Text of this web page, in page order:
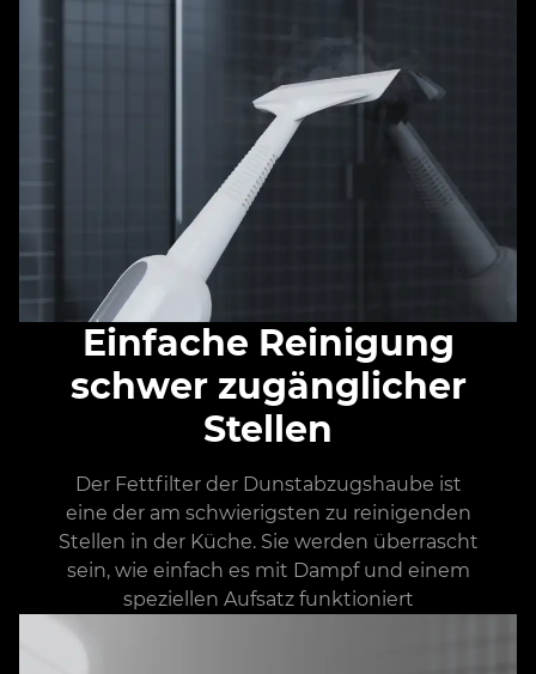
Einfache Reinigung
schwer zugänglicher
Stellen
Der Fettfilter der Dunstabzugshaube ist
eine der am schwierigsten zu reinigenden
Stellen in der Küche. Sie werden überrascht
sein, wie einfach es mit Dampf und einem
speziellen Aufsatz funktioniert